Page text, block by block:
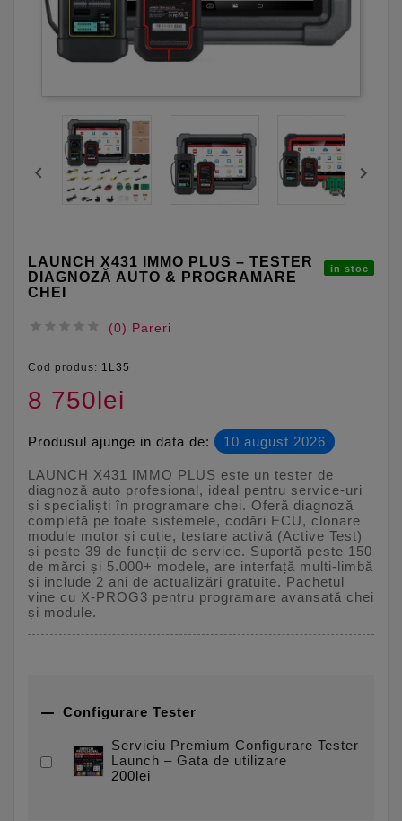
 
LAUNCH X431 IMMO PLUS – TESTER
DIAGNOZĂ AUTO & PROGRAMARE
CHEI
in stoc
     (0) Pareri
Cod produs: 1L35
8 750lei
Produsul ajunge in data de: 10 august 2026
LAUNCH X431 IMMO PLUS este un tester de
diagnoză auto profesional, ideal pentru service-uri
și specialiști în programare chei. Oferă diagnoză
completă pe toate sistemele, codări ECU, clonare
module motor și cutie, testare activă (Active Test)
și peste 39 de funcții de service. Suportă peste 150
de mărci și 5.000+ modele, are interfață multi-limbă
și include 2 ani de actualizări gratuite. Pachetul
vine cu X-PROG3 pentru programare avansată chei
și module.
 Configurare Tester
Serviciu Premium Configurare Tester
Launch – Gata de utilizare
200lei